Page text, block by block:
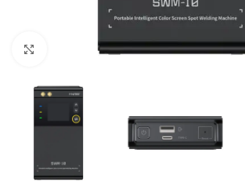
Noklikšķiniet, lai palielinātu